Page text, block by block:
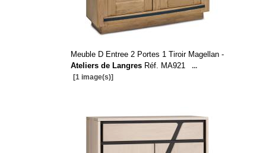
Meuble D Entree 2 Portes 1 Tiroir Magellan -
Ateliers de LangresRéf. MA921
...
[1 image(s)]